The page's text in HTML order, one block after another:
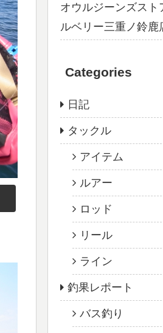
オウルジーンズスト
ルベリー三重ノ鈴鹿
Categories
日記
タックル
アイテム
ルアー
ロッド
リール
ライン
釣果レポート
バス釣り